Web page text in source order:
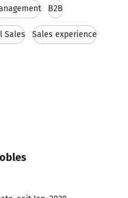
B2B
Sales Sales experience